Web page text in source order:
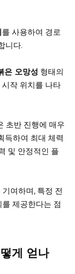
를 사용하여 경로
니다.
은 오망성 형태의
작 위치를 나타
초반 진행에 매우
득하여 최대 체력
및 안정적인 플
여하며, 특정 전
제공한다는 점
게 얻나